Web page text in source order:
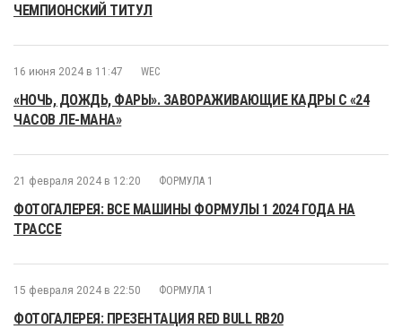
ЧЕМПИОНСКИЙ ТИТУЛ
16 июня 2024 в 11:47 WEC
«НОЧЬ, ДОЖДЬ, ФАРЫ». ЗАВОРАЖИВАЮЩИЕ КАДРЫ С «24
ЧАСОВ ЛЕ-МАНА»
21 февраля 2024 в 12:20 ФОРМУЛА 1
ФОТОГАЛЕРЕЯ: ВСЕ МАШИНЫ ФОРМУЛЫ 1 2024 ГОДА НА
ТРАССЕ
15 февраля 2024 в 22:50 ФОРМУЛА 1
ФОТОГАЛЕРЕЯ: ПРЕЗЕНТАЦИЯ RED BULL RB20